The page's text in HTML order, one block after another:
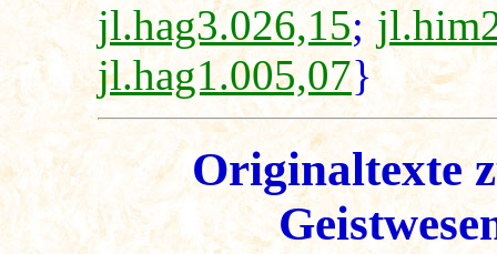
jl.hag3.026,15;
jl.hag1.005,07}
Originaltexte